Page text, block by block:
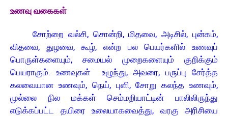
உணவு வகைகள்
சோற்றை வல்சி, சொன்றி, மிதவை, அடிசில், புன்கம்,
விதவை, துழவை, கூழ், என்ற பல பெயர்களில் உணவுப்
பொருள்களையும், சமையல் முறைகளையும் குறிக்கும்
பெயராகும். உணவுகள் உழுந்து, அவரை, பருப்பு சேர்த்த
கலவையான உணவும், நெய், புளி, சோறு கலந்த உணவும்,
முல்லை நில மக்கள் செம்மறியாட்டின் பாலிலிருந்து
எடுக்கப்பட்ட தயிரை உலையாகவைத்து, வரகு அரிசியை